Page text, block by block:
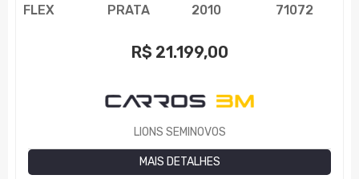
FLEX PRATA 2010 71072
R$ 21.199,00
LIONS SEMINOVOS
MAIS DETALHES